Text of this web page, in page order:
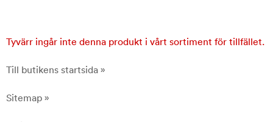
Tyvärr ingår inte denna produkt i vårt sortiment för tillfället.
Till butikens startsida »
Sitemap »